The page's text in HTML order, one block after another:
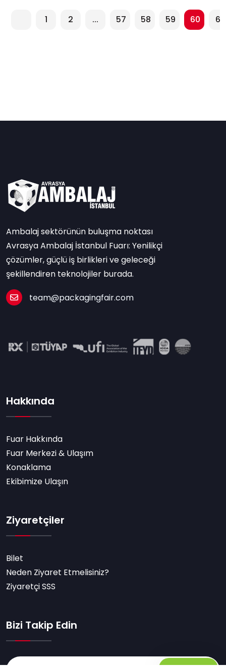
1 2 ... 57 58 59 60 61
Ambalaj sektörünün buluşma noktası
Avrasya Ambalaj İstanbul Fuarı: Yenilikçi
çözümler, güçlü iş birlikleri ve geleceği
şekillendiren teknolojiler burada.
team@packagingfair.com
Hakkında
Fuar Hakkında
Fuar Merkezi & Ulaşım
Konaklama
Ekibimize Ulaşın
Ziyaretçiler
Bilet
Neden Ziyaret Etmelisiniz?
Ziyaretçi SSS
Bizi Takip Edin